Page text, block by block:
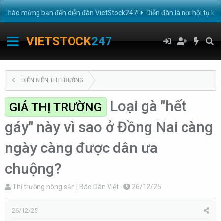
mừng bạn đến diễn đàn VietStock247! Diễn đàn là nơi hội tụ kiến
VIETSTOCK247
DIỄN BIẾN THỊ TRƯỜNG
GIÁ THỊ TRƯỜNG
Loại gà "hết
gáy" này vì sao ở Đồng Nai càng
ngày càng được dân ưa
chuộng?
T
h
r
Thị trường nông sản | Báo Dân Việt
N
g
26/12/25
26/12/25